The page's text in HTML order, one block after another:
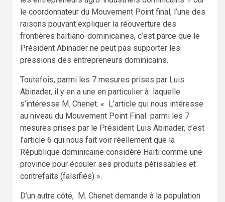
le coordonnateur du Mouvement Point final, l’une des
raisons pouvant expliquer la réouverture des
frontières haïtiano-dominicaines, c’est parce que le
Président Abinader ne peut pas supporter les
pressions des entrepreneurs dominicains.
Toutefois, parmi les 7 mesures prises par Luis
Abinader, il y en a une en particulier à laquelle
s’intéresse M. Chenet. « L’article qui nous intéresse
au niveau du Mouvement Point Final parmi les 7
mesures prises par le Président Luis Abinader, c’est
l’article 6 qui nous fait voir réellement que la
République dominicaine considère Haïti comme une
province pour écouler ses produits périssables et
contrefaits (falsifiés) ».
D’un autre côté, M. Chenet demande à la population